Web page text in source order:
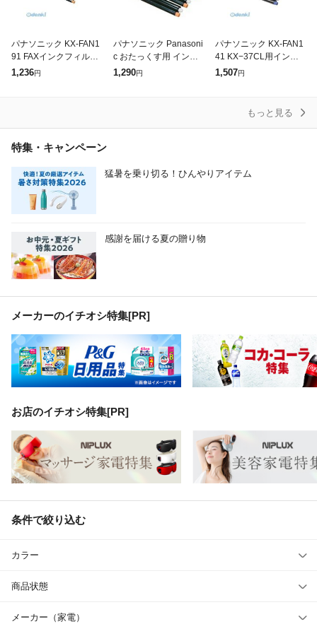
パナソニック KX-FAN1
91 FAXインクフィルム
15mX1本 KXFAN191 F
1,236円
パナソニック Panasoni
c おたっくす用 インク
フィルム KX‐FAN190W
1,290円
パナソニック KX-FAN1
41 KX−37CL用インク
フィルム【1本】 KXFA
1,507円
もっと見る
特集・キャンペーン
猛暑を乗り切る！ひんやりアイテム
感謝を届ける夏の贈り物
メーカーのイチオシ特集[PR]
お店のイチオシ特集[PR]
条件で絞り込む
カラー
商品状態
メーカー（家電）